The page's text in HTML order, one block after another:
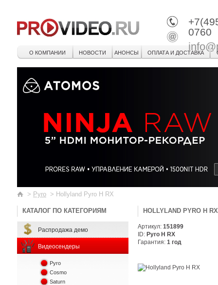
0760
О КОМПАНИИ НОВОСТИ АНОНСЫ ОПЛАТА И ДОСТАВКА
> Pyro > Hollyland Pyro H RX
КАТАЛОГ ПО КАТЕГОРИЯМ
Распродажа демо
Видеосендеры
Pyro
Cosmo
Saturn
HOLLYLAND PYRO H RX
Артикул: 151899
ID: Pyro H RX
Гарантия: 1 год